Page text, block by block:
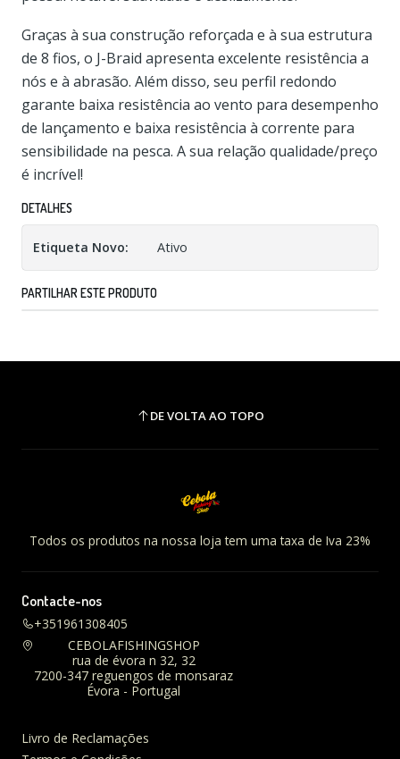
Graças à sua construção reforçada e à sua estrutura
de 8 fios, o J-Braid apresenta excelente resistência a
nós e à abrasão. Além disso, seu perfil redondo
garante baixa resistência ao vento para desempenho
de lançamento e baixa resistência à corrente para
sensibilidade na pesca. A sua relação qualidade/preço
é incrível!
DETALHES
Etiqueta Novo: Ativo
PARTILHAR ESTE PRODUTO
DE VOLTA AO TOPO
Todos os produtos na nossa loja tem uma taxa de Iva 23%
Contacte-nos
+351961308405
CEBOLAFISHINGSHOP
rua de évora n 32, 32
7200-347 reguengos de monsaraz
Évora - Portugal
Livro de Reclamações